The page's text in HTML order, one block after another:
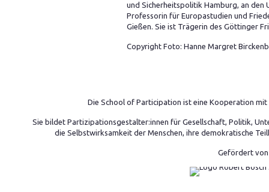
und Sicherheitspolitik Hamburg, an den
Professorin für Europastudien und
Gießen. Sie ist Trägerin des Göttinger
Copyright Foto: Hanne Margret
Die School of Participation ist eine Kooperation
Sie bildet Partizipationsgestalter:innen für Gesellschaft, Politik,
die Selbstwirksamkeit der Menschen, ihre demokratische
Gefördert von